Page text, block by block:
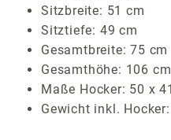
Sitzbreite: 51 cm
Sitztiefe: 49 cm
Gesamtbreite: 75 cm
Gesamthöhe: 106 cm
Maße Hocker: 50 x
Gewicht inkl.